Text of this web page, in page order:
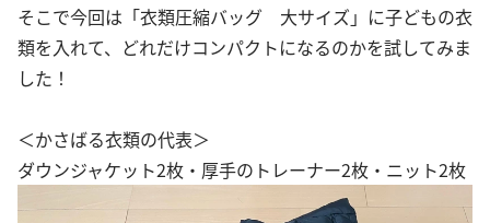
そこで今回は「衣類圧縮バッグ 大サイズ」に子どもの衣
類を入れて、どれだけコンパクトになるのかを試してみま
した！
＜かさばる衣類の代表＞
ダウンジャケット2枚・厚手のトレーナー2枚・ニット2枚